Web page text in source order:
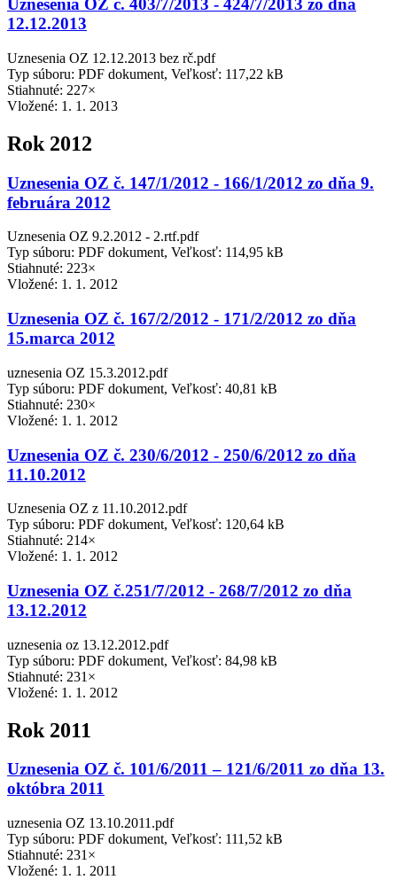
Uznesenia OZ č. 403/7/2013 - 424/7/2013 zo dňa
12.12.2013
Uznesenia OZ 12.12.2013 bez rč.pdf
Typ súboru: PDF dokument, Veľkosť: 117,22 kB
Stiahnuté: 227×
Vložené: 1. 1. 2013
Rok 2012
Uznesenia OZ č. 147/1/2012 - 166/1/2012 zo dňa 9.
februára 2012
Uznesenia OZ 9.2.2012 - 2.rtf.pdf
Typ súboru: PDF dokument, Veľkosť: 114,95 kB
Stiahnuté: 223×
Vložené: 1. 1. 2012
Uznesenia OZ č. 167/2/2012 - 171/2/2012 zo dňa
15.marca 2012
uznesenia OZ 15.3.2012.pdf
Typ súboru: PDF dokument, Veľkosť: 40,81 kB
Stiahnuté: 230×
Vložené: 1. 1. 2012
Uznesenia OZ č. 230/6/2012 - 250/6/2012 zo dňa
11.10.2012
Uznesenia OZ z 11.10.2012.pdf
Typ súboru: PDF dokument, Veľkosť: 120,64 kB
Stiahnuté: 214×
Vložené: 1. 1. 2012
Uznesenia OZ č.251/7/2012 - 268/7/2012 zo dňa
13.12.2012
uznesenia oz 13.12.2012.pdf
Typ súboru: PDF dokument, Veľkosť: 84,98 kB
Stiahnuté: 231×
Vložené: 1. 1. 2012
Rok 2011
Uznesenia OZ č. 101/6/2011 – 121/6/2011 zo dňa 13.
októbra 2011
uznesenia OZ 13.10.2011.pdf
Typ súboru: PDF dokument, Veľkosť: 111,52 kB
Stiahnuté: 231×
Vložené: 1. 1. 2011